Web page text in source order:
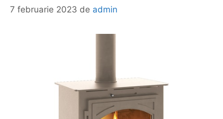
7 februarie 2023 de admin